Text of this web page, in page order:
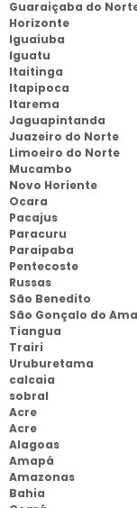
Guaraiçaba do
Horizonte
Iguaiuba
Iguatu
Itaitinga
Itapipoca
Itarema
Jaguapintanda
Juazeiro do Norte
Limoeiro do Norte
Mucambo
Novo Horiente
Ocara
Pacajus
Paracuru
Paraipaba
Pentecoste
Russas
São Benedito
São Gonçalo do
Tiangua
Trairi
Uruburetama
calcaia
sobral
Acre
Acre
Alagoas
Amapá
Amazonas
Bahia